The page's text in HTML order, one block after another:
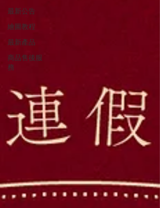
最新公告
繪圖教程
最新產品
商品售後服
務